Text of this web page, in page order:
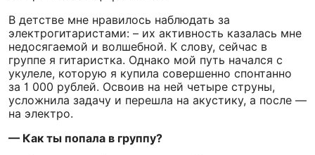
В детстве мне нравилось наблюдать за
электрогитаристами: – их активность казалась мне
недосягаемой и волшебной. К слову, сейчас в
группе я гитаристка. Однако мой путь начался с
укулеле, которую я купила совершенно спонтанно
за 1 000 рублей. Освоив на ней четыре струны,
усложнила задачу и перешла на акустику, а после —
на электро.
— Как ты попала в группу?